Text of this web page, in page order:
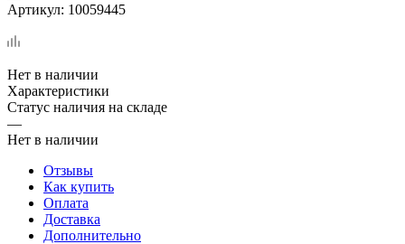
Артикул: 10059445
Нет в наличии
Характеристики
Статус наличия на складе
—
Нет в наличии
Отзывы
Как купить
Оплата
Доставка
Дополнительно